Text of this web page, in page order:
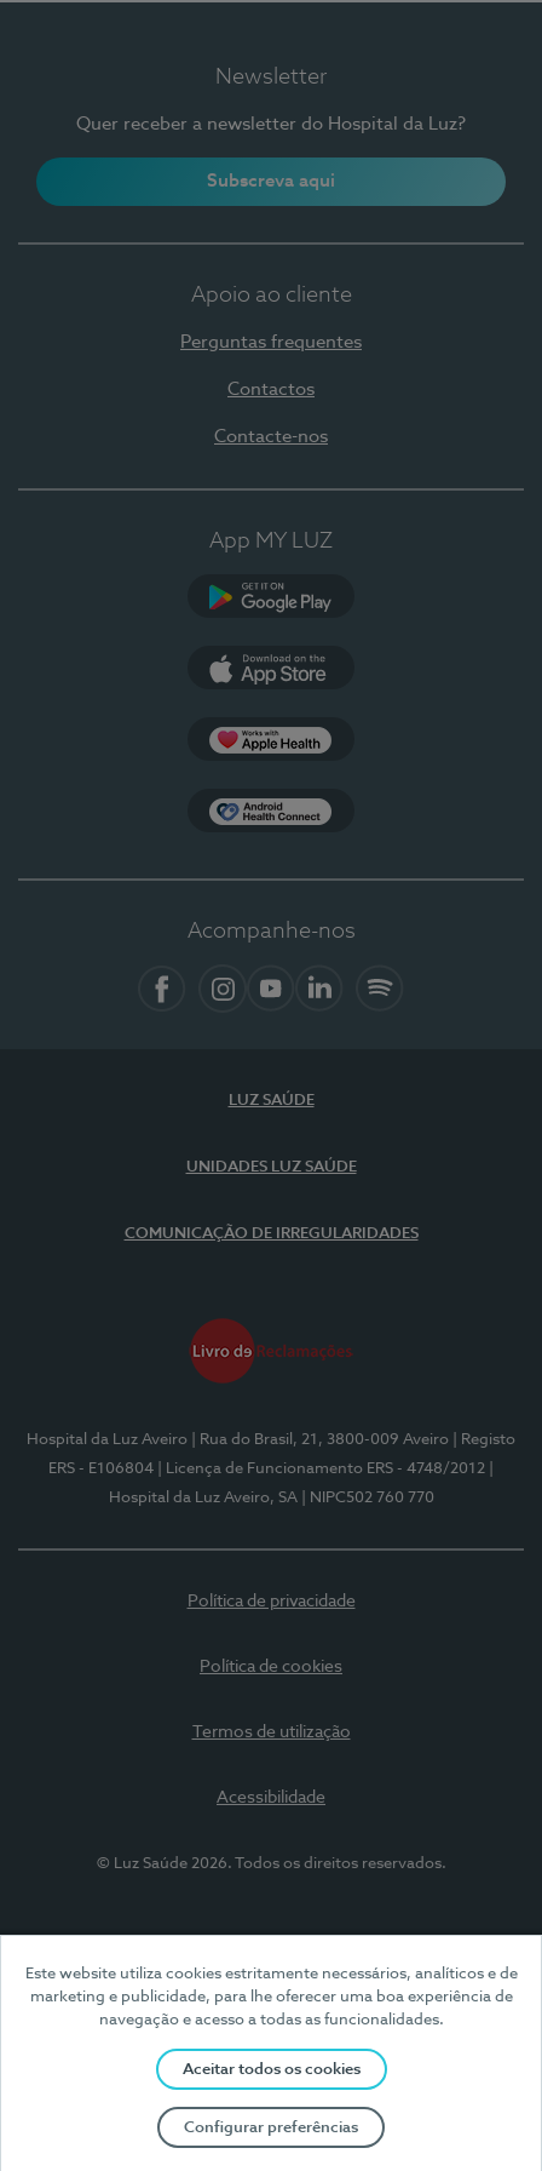
Este website utiliza cookies estritamente necessários, analíticos e de
marketing e publicidade, para lhe oferecer uma boa experiência de
navegação e acesso a todas as funcionalidades.
Aceitar todos os cookies
Configurar preferências
Newsletter
Quer receber a newsletter do Hospital da Luz?
Subscreva aqui
Apoio ao cliente
Perguntas frequentes
Contactos
Contacte-nos
App MY LUZ
Acompanhe-nos
LUZ SAÚDE
UNIDADES LUZ SAÚDE
COMUNICAÇÃO DE IRREGULARIDADES
Hospital da Luz Aveiro | Rua do Brasil, 21, 3800-009 Aveiro
| Registo
ERS - E106804
| Licença de Funcionamento ERS - 4748/2012
Hospital da Luz Aveiro, SA
| NIPC502 760 770
Política de privacidade
Política de cookies
Termos de utilização
Acessibilidade
© Luz Saúde 2026. Todos os direitos reservados.